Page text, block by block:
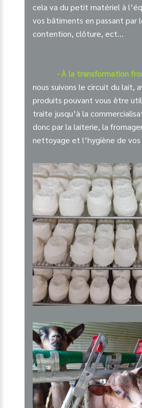
cela va du petit matériel à
vos bâtiments en passant par
contention, clôture, ect…
- À la transformation
nous suivons le circuit du lait,
produits pouvant vous être
traite jusqu’à la
donc par la laiterie, la
nettoyage et l’hygiène de vos